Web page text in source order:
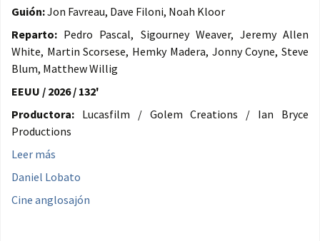
Guión:Jon Favreau, Dave Filoni, Noah Kloor
Reparto: Pedro Pascal, Sigourney Weaver, Jeremy Allen
White, Martin Scorsese, Hemky Madera, Jonny Coyne, Steve
Blum, Matthew Willig
EEUU / 2026 / 132'
Productora: Lucasfilm / Golem Creations / Ian Bryce
Productions
Leer más
Daniel Lobato
Cine anglosajón